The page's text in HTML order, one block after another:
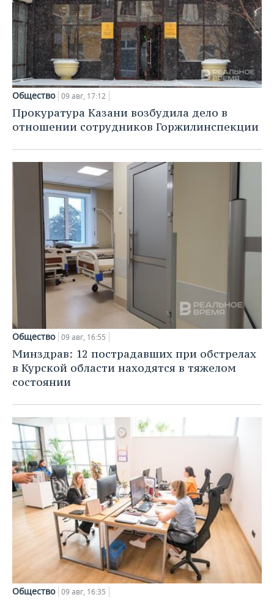
Общество 09 авг, 17:12
Прокуратура Казани возбудила дело в
отношении сотрудников Горжилинспекции
Общество 09 авг, 16:55
Минздрав: 12 пострадавших при обстрелах
в Курской области находятся в тяжелом
состоянии
Общество 09 авг, 16:35